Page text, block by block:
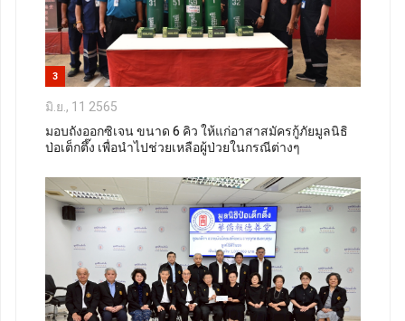
3
มิ.ย., 11 2565
มอบถังออกซิเจน ขนาด 6 คิว ให้แก่อาสาสมัครกู้ภัยมูลนิธิ
ป่อเต็กตึ๊ง เพื่อนำไปช่วยเหลือผู้ป่วยในกรณีต่างๆ